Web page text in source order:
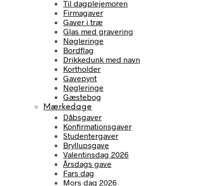
Til dagplejemoren
Firmagaver
Gaver i træ
Glas med gravering
Nøgleringe
Bordflag
Drikkedunk med navn
Kortholder
Gavepynt
Nøgleringe
Gæstebog
Mærkedage
Dåbsgaver
Konfirmationsgaver
Studentergaver
Bryllupsgave
Valentinsdag 2026
Årsdags gave
Fars dag
Mors dag 2026